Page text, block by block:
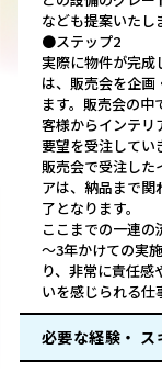
なども提案いたし
●ステップ2
実際に物件が完成
は、販売会を企画
ます。販売会の中
客様からインテリ
要望を受注してい
販売会で受注した
アは、納品まで関
了となります。
ここまでの一連の
～3年かけての実
り、非常に責任感
いを感じられる仕
必要な経験・ ス